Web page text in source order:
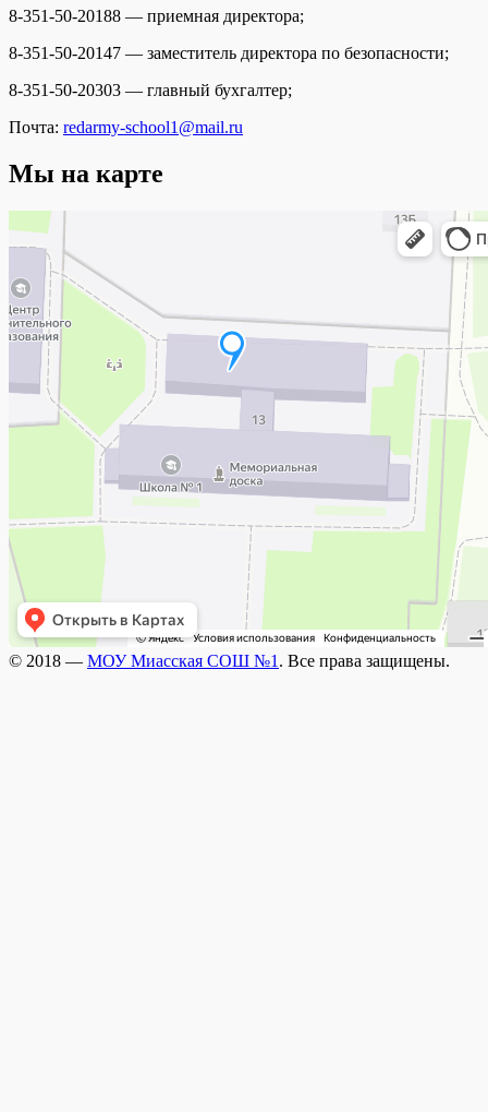
8-351-50-20188 — приемная директора;
8-351-50-20147 — заместитель директора по безопасности;
8-351-50-20303 — главный бухгалтер;
Почта: redarmy-school1@mail.ru
Мы на карте
© 2018 — МОУ Миасская СОШ №1 . Все права защищены.